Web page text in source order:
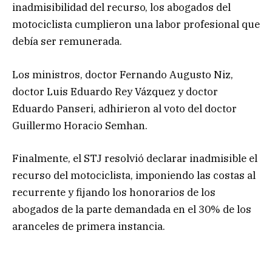
inadmisibilidad del recurso, los abogados del
motociclista cumplieron una labor profesional que
debía ser remunerada.
Los ministros, doctor Fernando Augusto Niz,
doctor Luis Eduardo Rey Vázquez y doctor
Eduardo Panseri, adhirieron al voto del doctor
Guillermo Horacio Semhan.
Finalmente, el STJ resolvió declarar inadmisible el
recurso del motociclista, imponiendo las costas al
recurrente y fijando los honorarios de los
abogados de la parte demandada en el 30% de los
aranceles de primera instancia.